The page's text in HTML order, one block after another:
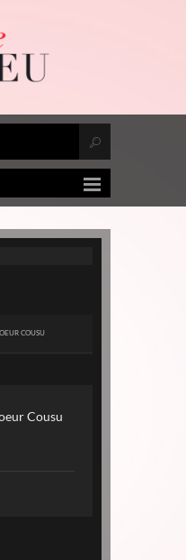
COUSU
Cousu